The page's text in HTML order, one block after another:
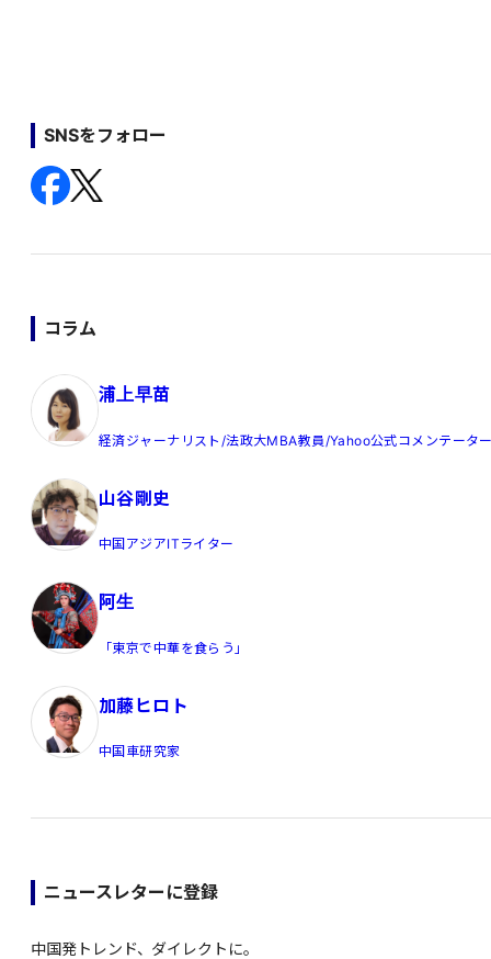
SNSをフォロー
コラム
浦上早苗
経済ジャーナリスト/法政大MBA教員/Yahoo公式コメンテータ
山谷剛史
中国アジアITライター
阿生
「東京で中華を食らう」
加藤ヒロト
中国車研究家
ニュースレターに登録
中国発トレンド、ダイレクトに。